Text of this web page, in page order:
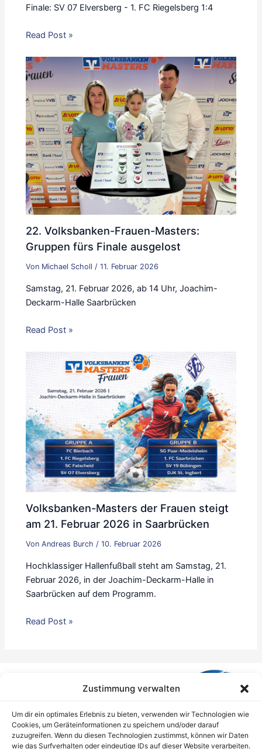
Zustimmung verwalten
Um dir ein optimales Erlebnis zu bieten, verwenden wir Technologien wie
Cookies, um Geräteinformationen zu speichern und/oder darauf
zuzugreifen. Wenn du diesen Technologien zustimmst, können wir Daten
wie das Surfverhalten oder eindeutige IDs auf dieser Website verarbeiten.
Finale: SV 07 Elversberg - 1. FC Riegelsberg 1:4
Read Post »
22. Volksbanken-Frauen-Masters:
Gruppen fürs Finale ausgelost
Von Michael Scholl/11. Februar 2026
Samstag, 21. Februar 2026, ab 14 Uhr, Joachim-
Deckarm-Halle Saarbrücken
Read Post »
Volksbanken-Masters der Frauen steigt
am 21. Februar 2026 in Saarbrücken
VonAndreas Burch/10. Februar 2026
Hochklassiger Hallenfußball steht am Samstag, 21.
Februar 2026, in der Joachim-Deckarm-Halle in
Saarbrücken auf dem Programm.
Read Post »